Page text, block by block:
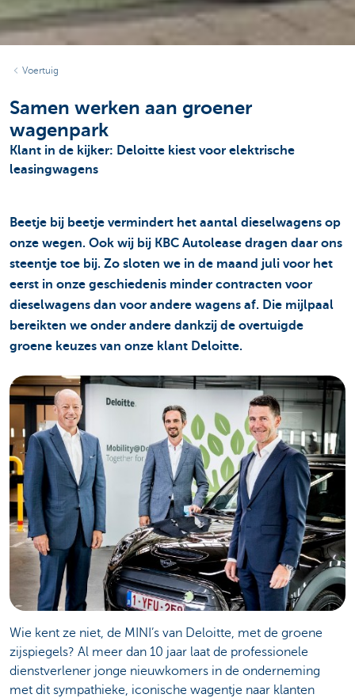
Voertuig
Samen werken aan groener
wagenpark
Klant in de kijker: Deloitte kiest voor elektrische
leasingwagens
Beetje bij beetje vermindert het aantal dieselwagens op
onze wegen. Ook wij bij KBC Autolease dragen daar ons
steentje toe bij. Zo sloten we in de maand juli voor het
eerst in onze geschiedenis minder contracten voor
dieselwagens dan voor andere wagens af. Die mijlpaal
bereikten we onder andere dankzij de overtuigde
groene keuzes van onze klant Deloitte.
Wie kent ze niet, de MINI’s van Deloitte, met de groene
zijspiegels? Al meer dan 10 jaar laat de professionele
dienstverlener jonge nieuwkomers in de onderneming
met dit sympathieke, iconische wagentje naar klanten